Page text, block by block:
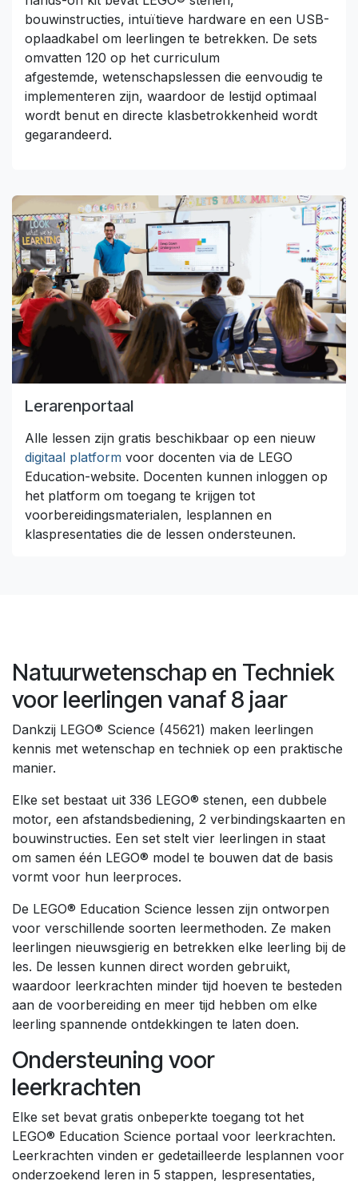
bouwinstructies, intuïtieve hardware en een USB-
oplaadkabel om leerlingen te betrekken. De sets
omvatten 120 op het curriculum
afgestemde, wetenschapslessen die eenvoudig te
implementeren zijn, waardoor de lestijd optimaal
wordt benut en directe klasbetrokkenheid wordt
gegarandeerd.
Lerarenportaal
Alle lessen zijn gratis beschikbaar op een nieuw
digitaal platform voor docenten via de LEGO
Education-website. Docenten kunnen inloggen op
het platform om toegang te krijgen tot
voorbereidingsmaterialen, lesplannen en
klaspresentaties die de lessen ondersteunen.
Natuurwetenschap en Techniek
voor leerlingen vanaf 8 jaar
Dankzij LEGO® Science (45621) maken leerlingen
kennis met wetenschap en techniek op een praktische
manier.
Elke set bestaat uit 336 LEGO® stenen, een dubbele
motor, een afstandsbediening, 2 verbindingskaarten en
bouwinstructies. Een set stelt vier leerlingen in staat
om samen één LEGO® model te bouwen dat de basis
vormt voor hun leerproces.
De LEGO® Education Science lessen zijn ontworpen
voor verschillende soorten leermethoden. Ze maken
leerlingen nieuwsgierig en betrekken elke leerling bij de
les. De lessen kunnen direct worden gebruikt,
waardoor leerkrachten minder tijd hoeven te besteden
aan de voorbereiding en meer tijd hebben om elke
leerling spannende ontdekkingen te laten doen.
Ondersteuning voor
leerkrachten
Elke set bevat gratis onbeperkte toegang tot het
LEGO® Education Science portaal voor leerkrachten.
Leerkrachten vinden er gedetailleerde lesplannen voor
onderzoekend leren in 5 stappen, lespresentaties,